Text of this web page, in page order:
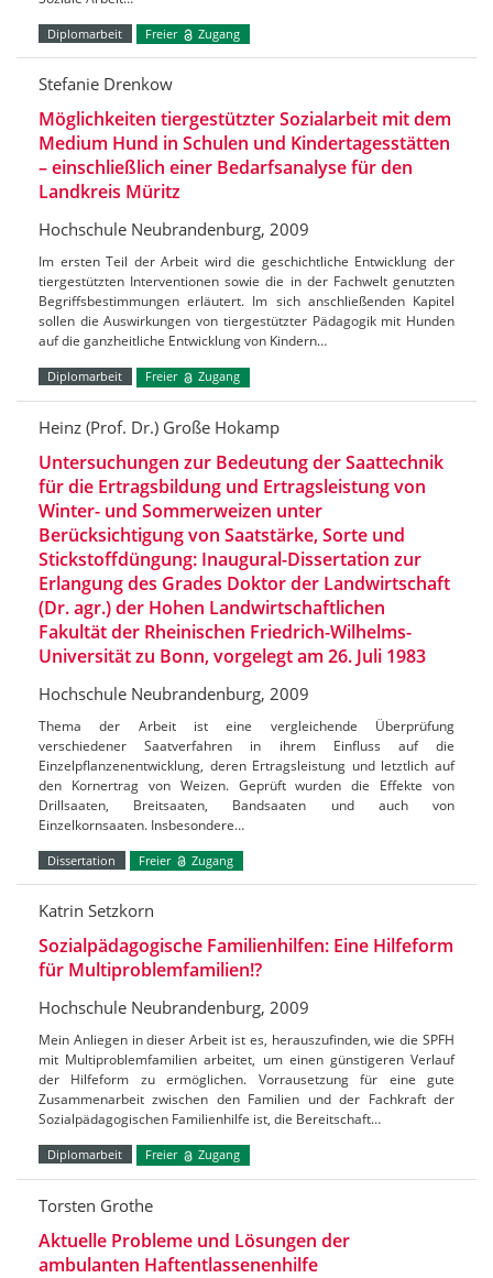
Diplomarbeit Freier Zugang
Stefanie Drenkow
Möglichkeiten tiergestützter Sozialarbeit mit dem
Medium Hund in Schulen und Kindertagesstätten
– einschließlich einer Bedarfsanalyse für den
Landkreis Müritz
Hochschule Neubrandenburg, 2009
Im ersten Teil der Arbeit wird die geschichtliche Entwicklung der
tiergestützten Interventionen sowie die in der Fachwelt genutzten
Begriffsbestimmungen erläutert. Im sich anschließenden Kapitel
sollen die Auswirkungen von tiergestützter Pädagogik mit Hunden
auf die ganzheitliche Entwicklung von Kindern…
Diplomarbeit Freier Zugang
Heinz (Prof. Dr.) Große Hokamp
Untersuchungen zur Bedeutung der Saattechnik
für die Ertragsbildung und Ertragsleistung von
Winter- und Sommerweizen unter
Berücksichtigung von Saatstärke, Sorte und
Stickstoffdüngung: Inaugural-Dissertation zur
Erlangung des Grades Doktor der Landwirtschaft
(Dr. agr.) der Hohen Landwirtschaftlichen
Fakultät der Rheinischen Friedrich-Wilhelms-
Universität zu Bonn, vorgelegt am 26. Juli 1983
Hochschule Neubrandenburg, 2009
Thema der Arbeit ist eine vergleichende Überprüfung
verschiedener Saatverfahren in ihrem Einfluss auf die
Einzelpflanzenentwicklung, deren Ertragsleistung und letztlich auf
den Kornertrag von Weizen. Geprüft wurden die Effekte von
Drillsaaten, Breitsaaten, Bandsaaten und auch von
Einzelkornsaaten. Insbesondere…
Dissertation Freier Zugang
Katrin Setzkorn
Sozialpädagogische Familienhilfen: Eine Hilfeform
für Multiproblemfamilien!?
Hochschule Neubrandenburg, 2009
Mein Anliegen in dieser Arbeit ist es, herauszufinden, wie die SPFH
mit Multiproblemfamilien arbeitet, um einen günstigeren Verlauf
der Hilfeform zu ermöglichen. Vorrausetzung für eine gute
Zusammenarbeit zwischen den Familien und der Fachkraft der
Sozialpädagogischen Familienhilfe ist, die Bereitschaft…
Diplomarbeit Freier Zugang
Torsten Grothe
Aktuelle Probleme und Lösungen der
ambulanten Haftentlassenenhilfe